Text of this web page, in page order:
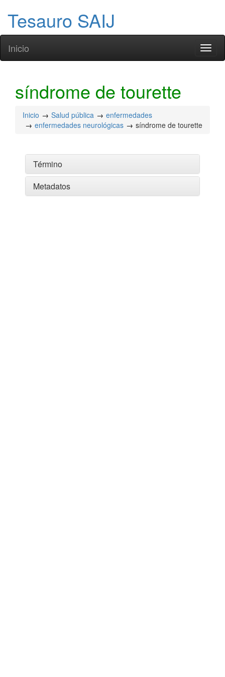
Tesauro SAIJ
Inicio
síndrome de tourette
Inicio Salud pública
enfermedades
enfermedades neurológicas
síndrome de tourette
Término
Metadatos